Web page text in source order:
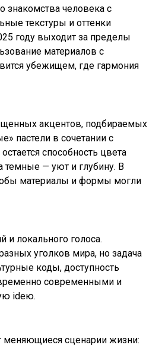
знакомства человека с
текстуры и оттенки
году выходит за пределы
материалов с
убежищем, где гармония
акцентов, подбираемых
пастели в сочетании с
способность цвета
темные — уют и глубину. В
материалы и формы могли
и локального голоса.
уголков мира, но задача
коды, доступность
современными и
ideю.
меняющиеся сценарии жизни: